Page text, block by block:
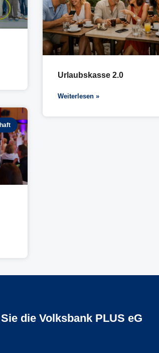
Urlaubskasse 2.0
Weiterlesen »
die Volksbank PLUS eG